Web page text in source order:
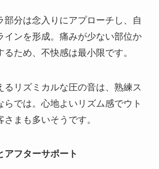
部分は念入りにアプローチし、自
インを形成。痛みが少ない部位か
るため、不快感は最小限です。
るリズミカルな圧の音は、熟練ス
らでは。心地よいリズム感でウト
まも多いそうです。
アフターサポート